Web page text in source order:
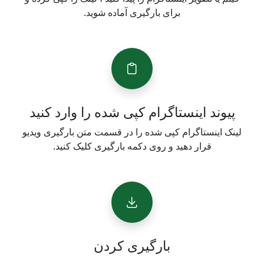
برای بارگیری آماده شوید.
پیوند اینستاگرام کپی شده را وارد کنید
لینک اینستاگرام کپی شده را در قسمت متن بارگیری ویدیو
قرار دهید و روی دکمه بارگیری کلیک کنید.
بارگیری کردن